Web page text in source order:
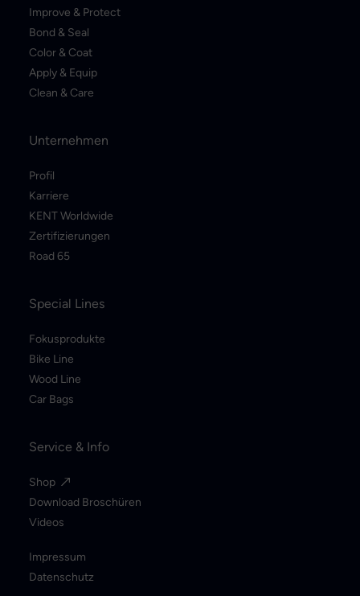
Improve & Protect
Bond & Seal
Color & Coat
Apply & Equip
Clean & Care
Unternehmen
Profil
Karriere
KENT Worldwide
Zertifizierungen
Road 65
Special Lines
Fokusprodukte
Bike Line
Wood Line
Car Bags
Service & Info
Shop
Download Broschüren
Videos
Impressum
Datenschutz